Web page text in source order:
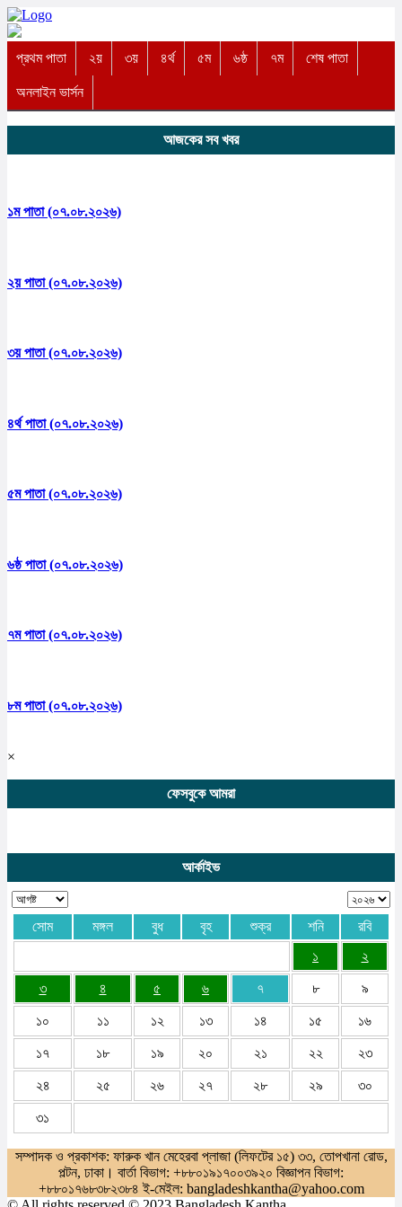
প্রথম পাতা ২য় ৩য় ৪র্থ ৫ম ৬ষ্ঠ ৭ম শেষ পাতা
অনলাইন ভার্সন
আজকের সব খবর
১ম পাতা (০৭.০৮.২০২৬)
২য় পাতা (০৭.০৮.২০২৬)
৩য় পাতা (০৭.০৮.২০২৬)
৪র্থ পাতা (০৭.০৮.২০২৬)
৫ম পাতা (০৭.০৮.২০২৬)
৬ষ্ঠ পাতা (০৭.০৮.২০২৬)
৭ম পাতা (০৭.০৮.২০২৬)
৮ম পাতা (০৭.০৮.২০২৬)
×
ফেসবুকে আমরা
আর্কাইভ
সোম মঙ্গল বুধ বৃহ শুক্র শনি
রবি
১
২
৩ ৪ ৫ ৬ ৭ ৮ ৯
১০ ১১ ১২ ১৩ ১৪ ১৫ ১৬
১৭ ১৮ ১৯ ২০ ২১ ২২ ২৩
২৪ ২৫ ২৬ ২৭ ২৮ ২৯ ৩০
৩১
সম্পাদক ও প্রকাশক: ফারুক খান মেহেরবা প্লাজা (লিফটের ১৫) ৩৩, তোপখানা রোড,
পল্টন, ঢাকা। বার্তা বিভাগ: +৮৮০১৯১৭০০৩৯২০ বিজ্ঞাপন বিভাগ:
+৮৮০১৭৬৮৩৮২৩৮৪ ই-মেইল: bangladeshkantha@yahoo.com